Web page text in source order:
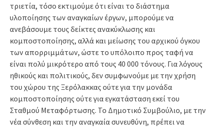
τριετία, τόσο εκτιμούμε ότι είναι το διάστημα
υλοποίησης των αναγκαίων έργων, μπορούμε να
ανεβάσουμε τους δείκτες ανακύκλωσης και
κομποστοποίησης, αλλά και μείωσης του αρχικού όγκου
των απορριμμάτων, ώστε το υπόλοιπο προς ταφή να
είναι πολύ μικρότερο από τους 40 000 τόνους. Για λόγους
ηθικούς και πολιτικούς, δεν συμφωνούμε με την χρήση
του χώρου της Ξερόλακκας ούτε για την μονάδα
κομποστοποίησης ούτε για εγκατάσταση εκεί του
Σταθμού Μεταφόρτωσης. Το Δημοτικό Συμβούλιο, με την
νέα σύνθεση και την αναγκαία συνευθύνη, πρέπει να